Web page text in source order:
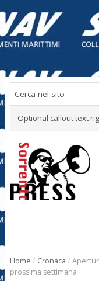
Optional callout text
Home / Cronaca /
prossima settimana